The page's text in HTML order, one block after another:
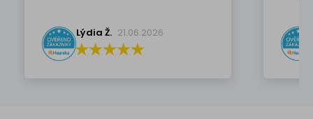
Lýdia Ž. 21.06.2026